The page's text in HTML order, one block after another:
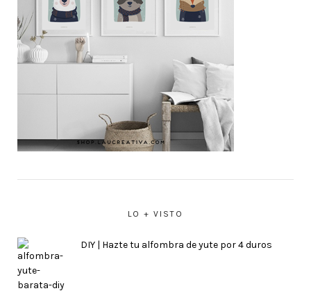
LO + VISTO
DIY | Hazte tu alfombra de yute por 4 duros